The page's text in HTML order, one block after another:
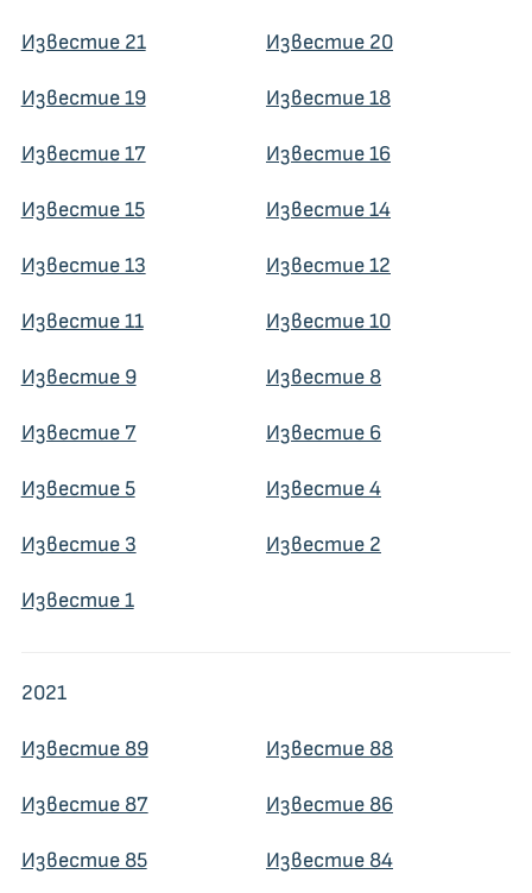
Известие 21 Известие 20
Известие 19 Известие 18
Известие 17 Известие 16
Известие 15 Известие 14
Известие 13 Известие 12
Известие 11 Известие 10
Известие 9 Известие 8
Известие 7 Известие 6
Известие 5 Известие 4
Известие 3 Известие 2
Известие 1
2021
Известие 89 Известие 88
Известие 87 Известие 86
Известие 85 Известие 84